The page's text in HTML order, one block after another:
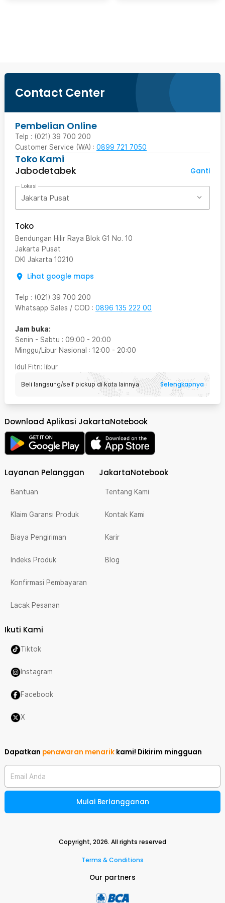
Contact Center
Pembelian Online
Telp : (021) 39 700 200
Customer Service (WA) : 0899 721 7050
Toko Kami
Jabodetabek
Ganti
Lokasi
Jakarta Pusat
Toko
Bendungan Hilir Raya Blok G1 No. 10
Jakarta Pusat
DKI Jakarta 10210
Lihat google maps
Telp : (021) 39 700 200
Whatsapp Sales / COD : 0896 135 222 00
Jam buka:
Senin - Sabtu : 09:00 - 20:00
Minggu/Libur Nasional : 12:00 - 20:00
Idul Fitri: libur
Beli langsung/self pickup di kota lainnya Selengkapnya
Download Aplikasi JakartaNotebook
Layanan Pelanggan
Bantuan
Klaim Garansi Produk
Biaya Pengiriman
Indeks Produk
Konfirmasi Pembayaran
Lacak Pesanan
JakartaNotebook
Tentang Kami
Kontak Kami
Karir
Blog
Ikuti Kami
Tiktok
Instagram
Facebook
X
Dapatkan penawaran menarik kami! Dikirim mingguan
Email Anda
Mulai Berlangganan
Copyright,2026. All rights reserved
Terms & Conditions
Our partners